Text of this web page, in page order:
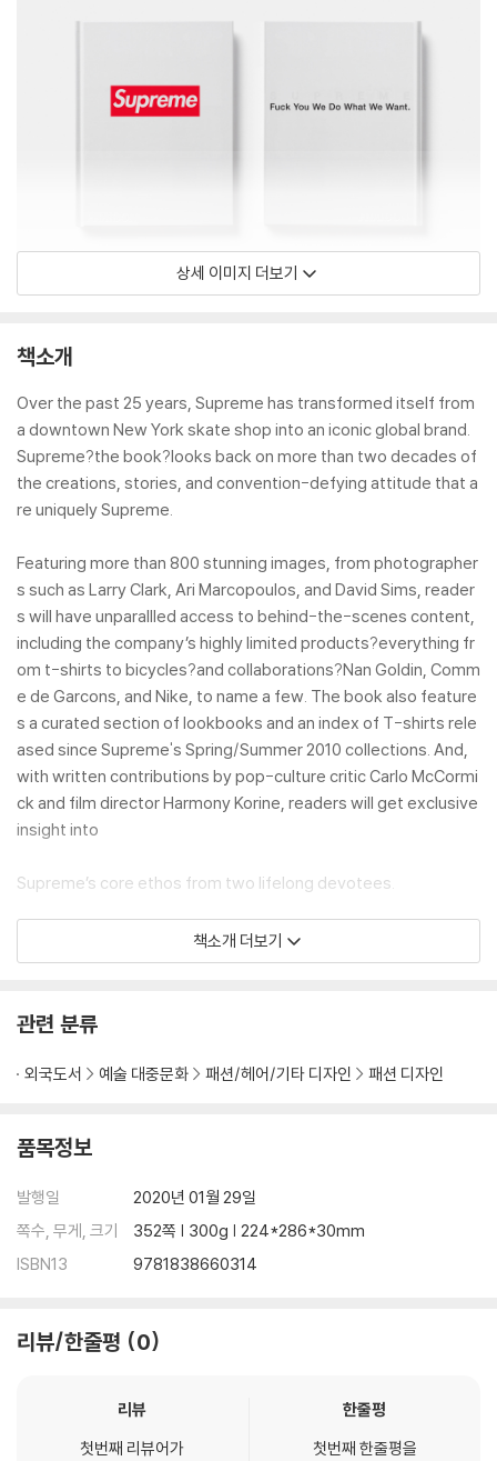
상세 이미지 더보기
책소개
Over the past 25 years, Supreme has transformed itself from
a downtown New York skate shop into an iconic global brand.
Supreme?the book?looks back on more than two decades of
the creations, stories, and convention-defying attitude that a
re uniquely Supreme.
Featuring more than 800 stunning images, from photographer
s such as Larry Clark, Ari Marcopoulos, and David Sims, reader
s will have unparallled access to behind-the-scenes content,
including the company’s highly limited products?everything fr
om t-shirts to bicycles?and collaborations?Nan Goldin, Comm
e de Garcons, and Nike, to name a few. The book also feature
s a curated section of lookbooks and an index of T-shirts rele
ased since Supreme's Spring/Summer 2010 collections. And,
with written contributions by pop-culture critic Carlo McCormi
ck and film director Harmony Korine, readers will get exclusive
insight into
Supreme’s core ethos from two lifelong devotees.
Known as much for its irreverent and iconoclastic spirit as it is
for its commitment to design and quality, Supreme’s products
world’s top luxury brands?this book is no exception. Beautifull
to quality and design, including a reversible jacket with the sig
책소개 더보기
관련 분류
외국도서 예술 대중문화 패션/헤어/기타 디자인 패션 디자인
품목정보
발행일
2020년 01월 29일
쪽수, 무게, 크기
352쪽 | 300g | 224*286*30mm
ISBN13
9781838660314
리뷰/한줄평 0
리뷰
첫번째 리뷰어가
한줄평
첫번째 한줄평을